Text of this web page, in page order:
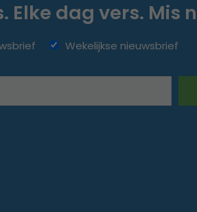
dag vers. Mis
Wekelijkse nieuwsbrief